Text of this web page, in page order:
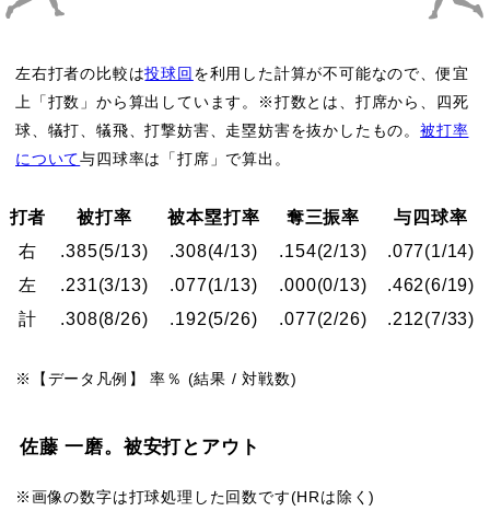
左右打者の比較は投球回 を利用した計算が不可能なので、便宜
上「打数」から算出しています。※打数とは、打席から、四死
球、犠打、犠飛、打撃妨害、走塁妨害を抜かしたもの。被打率
について与四球率は「打席」で算出。
打者 被打率 被本塁打率 奪三振率
与四球率
右
.385(5/13) .308(4/13) .154(2/13) .077(1/14)
左
.231(3/13) .077(1/13) .000(0/13) .462(6/19)
計
.308(8/26) .192(5/26) .077(2/26) .212(7/33)
※【データ凡例】 率％ (結果 / 対戦数)
佐藤 一磨。被安打とアウト
※画像の数字は打球処理した回数です(HRは除く)